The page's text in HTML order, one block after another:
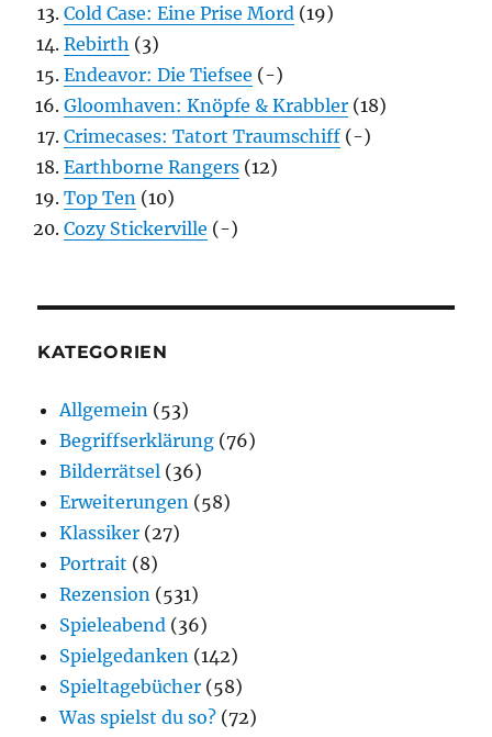
Cold Case: Eine Prise Mord (19)
Rebirth (3)
Endeavor: Die Tiefsee (-)
Gloomhaven: Knöpfe & Krabbler (18)
Crimecases: Tatort Traumschiff (-)
Earthborne Rangers (12)
Top Ten (10)
Cozy Stickerville (-)
KATEGORIEN
Allgemein (53)
Begriffserklärung (76)
Bilderrätsel (36)
Erweiterungen (58)
Klassiker (27)
Portrait (8)
Rezension (531)
Spieleabend (36)
Spielgedanken (142)
Spieltagebücher (58)
Was spielst du so? (72)